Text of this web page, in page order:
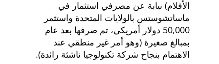
الأفلام) نيابة عن مصرفي استثمار في
ماساتشوستس بالولايات المتحدة واستثمر
50,000 دولار أمريكي، تم صرفها بعد عام
بمبالغ صغيرة (وهو أمر غير منطقي عند
الاهتمام بنجاح شركة تكنولوجيا ناشئة رائدة).